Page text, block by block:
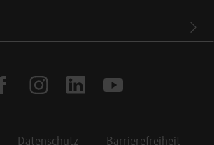
instagramlinkedin youtube